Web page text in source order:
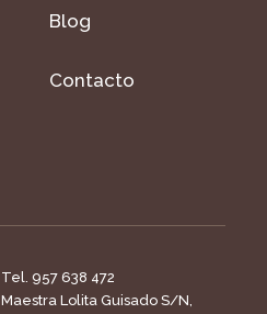
Blog
Contacto
Tel. 957 638 472
Maestra Lolita Guisado S/N,